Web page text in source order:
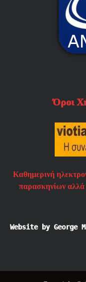
Όροι
Καθημερινή
παρασκηνίων αλλά
Website by George